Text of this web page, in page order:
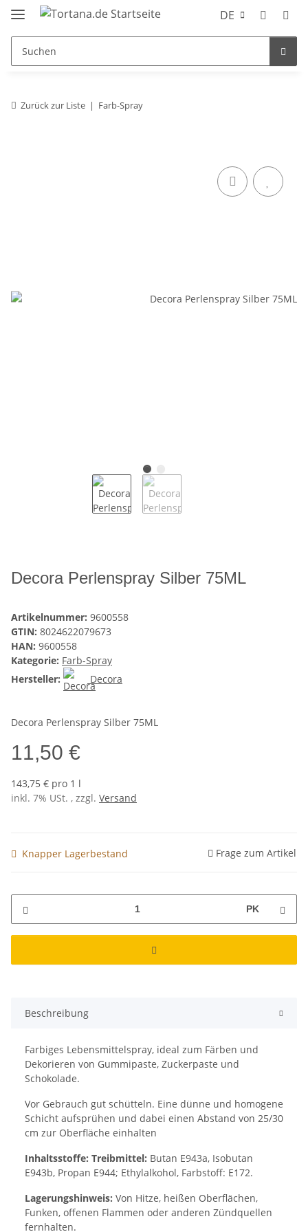
DE
Zurück zur Liste Farb-Spray
Decora Perlenspray Silber 75ML
Artikelnummer: 9600558
GTIN: 8024622079673
HAN: 9600558
Kategorie: Farb-Spray
Hersteller:
Decora
Decora Perlenspray Silber 75ML
11,50 €
143,75 € pro 1 l
inkl. 7% USt. , zzgl. Versand
Knapper Lagerbestand Frage zum Artikel
PK
Beschreibung
Farbiges Lebensmittelspray, ideal zum Färben und
Dekorieren von Gummipaste, Zuckerpaste und
Schokolade.
Vor Gebrauch gut schütteln. Eine dünne und homogene
Schicht aufsprühen und dabei einen Abstand von 25/30
cm zur Oberfläche einhalten
Inhaltsstoffe: Treibmittel: Butan E943a, Isobutan
E943b, Propan E944; Ethylalkohol, Farbstoff: E172.
Lagerungshinweis: Von Hitze, heißen Oberflächen,
Funken, offenen Flammen oder anderen Zündquellen
fernhalten.